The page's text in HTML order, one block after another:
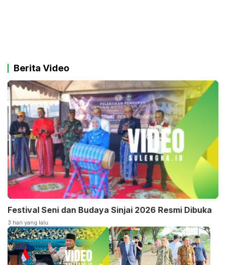
Berita Video
Festival Seni dan Budaya Sinjai 2026 Resmi Dibuka
3 hari yang lalu